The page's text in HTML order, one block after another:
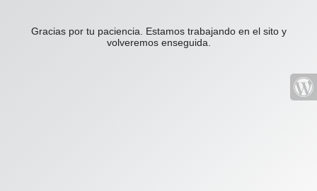
Gracias por tu paciencia. Estamos trabajando en el sito y
volveremos enseguida.